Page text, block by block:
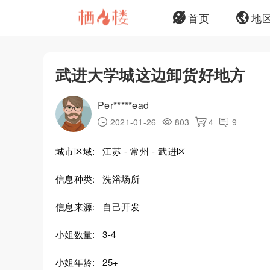
首页 地
武进大学城这边卸货好地方
Per*****ead
2021-01-26 803 4 9
城市区域: 江苏 - 常州 - 武进区
信息种类: 洗浴场所
信息来源: 自己开发
小姐数量: 3-4
小姐年龄: 25+